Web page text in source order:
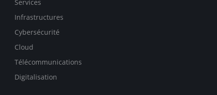
Services
Infrastructures
Cybersécurité
Cloud
Télécommunications
Digitalisation